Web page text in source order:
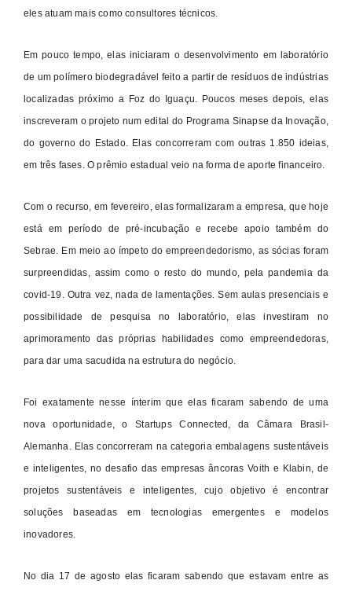
eles atuam mais como consultores técnicos.
Em pouco tempo, elas iniciaram o desenvolvimento em laboratório
de um polímero biodegradável feito a partir de resíduos de indústrias
localizadas próximo a Foz do Iguaçu. Poucos meses depois, elas
inscreveram o projeto num edital do Programa Sinapse da Inovação,
do governo do Estado. Elas concorreram com outras 1.850 ideias,
em três fases. O prêmio estadual veio na forma de aporte financeiro.
Com o recurso, em fevereiro, elas formalizaram a empresa, que hoje
está em período de pré-incubação e recebe apoio também do
Sebrae. Em meio ao ímpeto do empreendedorismo, as sócias foram
surpreendidas, assim como o resto do mundo, pela pandemia da
covid-19. Outra vez, nada de lamentações. Sem aulas presenciais e
possibilidade de pesquisa no laboratório, elas investiram no
aprimoramento das próprias habilidades como empreendedoras,
para dar uma sacudida na estrutura do negócio.
Foi exatamente nesse ínterim que elas ficaram sabendo de uma
nova oportunidade, o Startups Connected, da Câmara Brasil-
Alemanha. Elas concorreram na categoria embalagens sustentáveis
e inteligentes, no desafio das empresas âncoras Voith e Klabin, de
projetos sustentáveis e inteligentes, cujo objetivo é encontrar
soluções baseadas em tecnologias emergentes e modelos
inovadores.
No dia 17 de agosto elas ficaram sabendo que estavam entre as